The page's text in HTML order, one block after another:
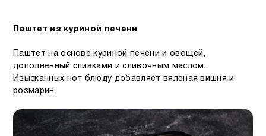
Паштет из куриной печени
Паштет на основе куриной печени и овощей,
дополненный сливками и сливочным маслом.
Изысканных нот блюду добавляет вяленая вишня и
розмарин.